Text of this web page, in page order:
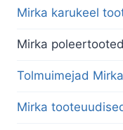
Mirka karukeel
Mirka
Tolmuimejad Mirka
Mirka